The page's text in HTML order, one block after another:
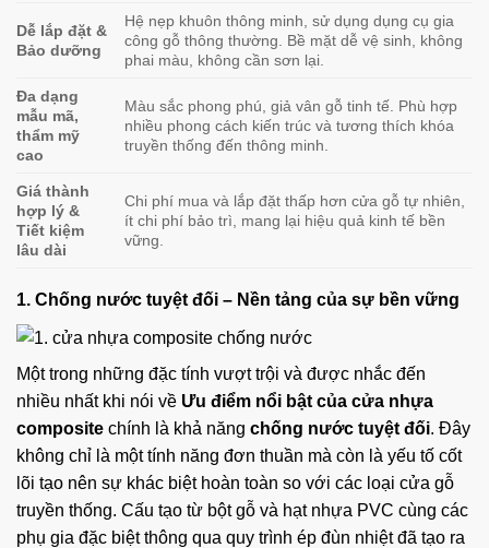
Dễ lắp đặt &
Bảo dưỡng
Hệ nẹp khuôn thông minh, sử dụng dụng cụ gia
công gỗ thông thường. Bề mặt dễ vệ sinh, không
phai màu, không cần sơn lại.
Đa dạng
mẫu mã,
thẩm mỹ
cao
Màu sắc phong phú, giả vân gỗ tinh tế. Phù hợp
nhiều phong cách kiến trúc và tương thích khóa
truyền thống đến thông minh.
Giá thành
hợp lý &
Tiết kiệm
lâu dài
Chi phí mua và lắp đặt thấp hơn cửa gỗ tự nhiên,
ít chi phí bảo trì, mang lại hiệu quả kinh tế bền
vững.
1. Chống nước tuyệt đối – Nền tảng của sự bền vững
Một trong những đặc tính vượt trội và được nhắc đến
nhiều nhất khi nói về Ưu điểm nổi bật của cửa nhựa
composite chính là khả năng chống nước tuyệt đối. Đây
không chỉ là một tính năng đơn thuần mà còn là yếu tố cốt
lõi tạo nên sự khác biệt hoàn toàn so với các loại cửa gỗ
truyền thống. Cấu tạo từ bột gỗ và hạt nhựa PVC cùng các
phụ gia đặc biệt thông qua quy trình ép đùn nhiệt đã tạo ra